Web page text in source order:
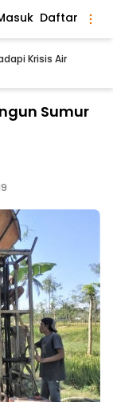
Daftar
Krisis Air
Sumur